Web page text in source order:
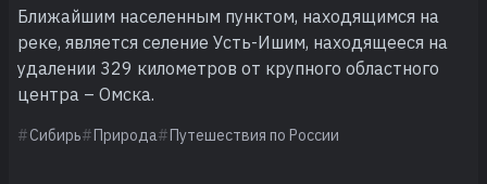
Ближайшим населенным пунктом, находящимся на
реке, является селение Усть-Ишим, находящееся на
удалении 329 километров от крупного областного
центра – Омска.
Сибирь Природа Путешествия по России